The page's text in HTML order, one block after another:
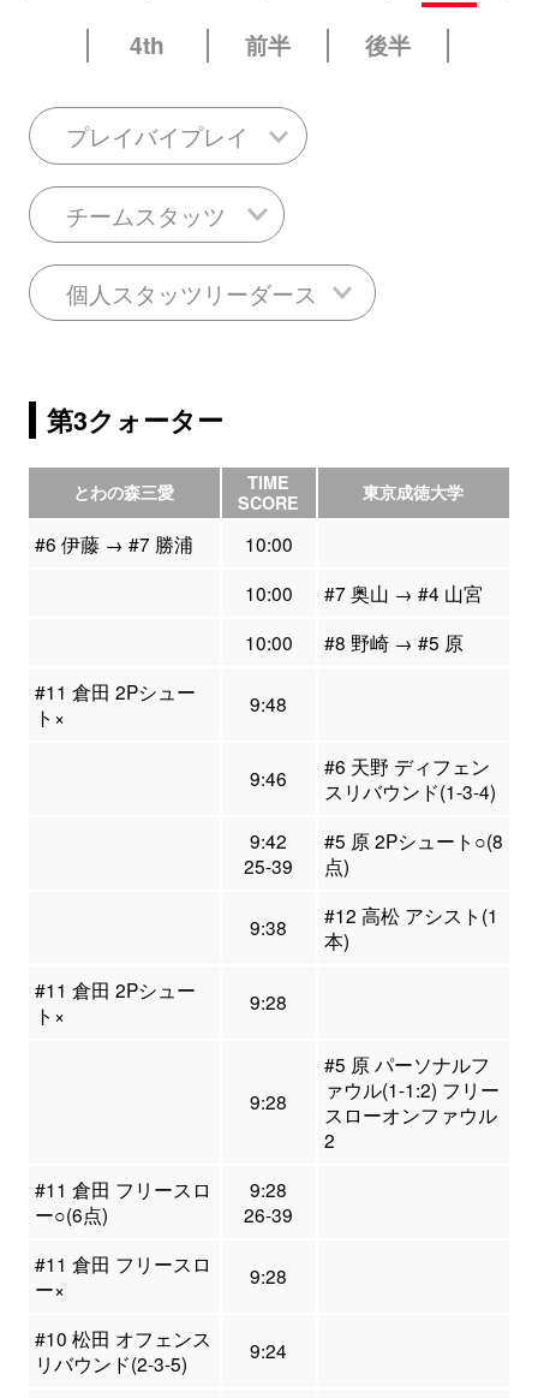
4th
前半 後半
プレイバイプレイ
チームスタッツ
個人スタッツリーダース
第3クォーター
とわの森三愛
TIME
SCORE
東京成徳大学
#6 伊藤 → #7 勝浦
10:00
10:00
#7 奥山 → #4 山宮
10:00
#8 野崎 → #5 原
#11 倉田 2Pシュー
ト×
9:48
9:46
#6 天野 ディフェン
スリバウンド(1-3-4)
9:42
25-39
#5 原 2Pシュート○(8
点)
9:38
#12 高松 アシスト(1
本)
#11 倉田 2Pシュー
ト×
9:28
9:28
#5 原 パーソナルフ
ァウル(1-1:2) フリー
スローオンファウル
2
#11 倉田 フリースロ
ー○(6点)
9:28
26-39
#11 倉田 フリースロ
ー×
9:28
#10 松田 オフェンス
リバウンド(2-3-5)
9:24